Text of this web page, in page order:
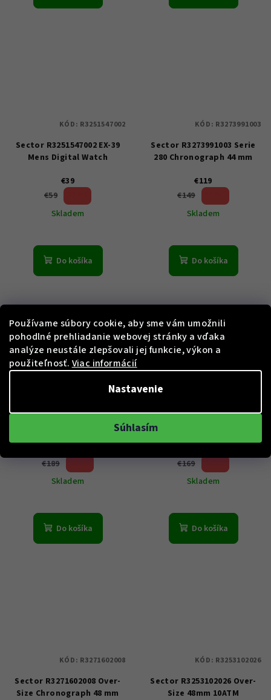
Používame súbory cookie, aby sme vám umožnili
pohodlné prehliadanie webovej stránky a vďaka
analýze neustále zlepšovali jej funkcie, výkon a
použiteľnosť. Viac informácií
Nastavenie
Súhlasím
Sector R3251547002 EX-39
Mens Digital Watch
€39
€59
Skladem
Do košíka
KÓD: R3251547002
Sector R3273991003 Serie
280 Chronograph 44 mm
€119
€149
Skladem
Do košíka
KÓD: R3273991003
Sector R3271631003 Serie
€189
Skladem
Do košíka
R3271631003
Sector R3271739002 Save
The Ocean Chrono 44 mm
€169
Skladem
Do košíka
Sector R3271602008 Over-
Size Chronograph 48 mm
KÓD: R3271602008
Sector R3253102026 Over-
Size 48mm 10ATM
KÓD: R3253102026